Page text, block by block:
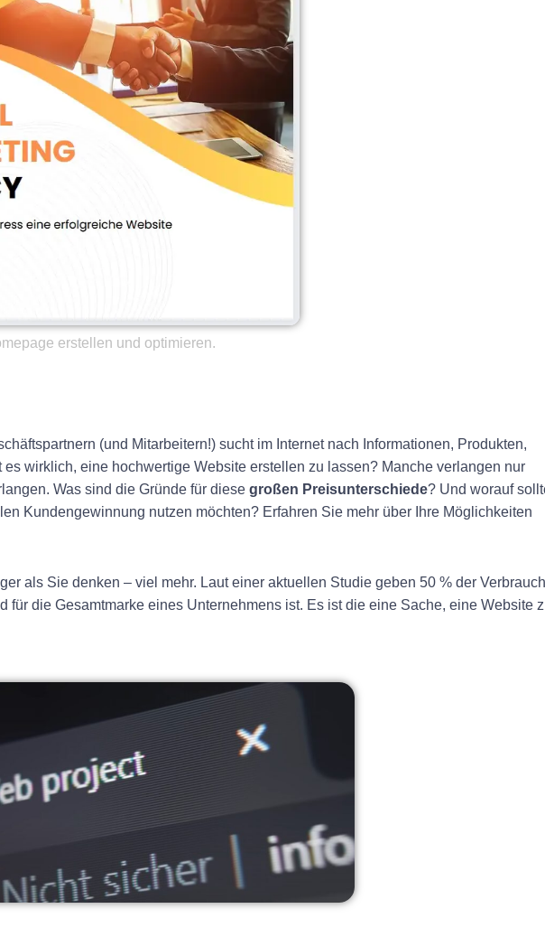
erstellen und optimieren.
(und Mitarbeitern!) sucht im Internet nach Informationen, Produkten,
wirklich, eine hochwertige Website erstellen zu lassen? Manche verlangen nur
Was sind die Gründe für diesegroßen Preisunterschiede? Und worauf
Kundengewinnung nutzen möchten? Erfahren Sie mehr über Ihre Möglichkeiten
als Sie denken – viel mehr. Laut einer aktuellen Studie geben 50 % der
die Gesamtmarke eines Unternehmens ist. Es ist die eine Sache, eine Website